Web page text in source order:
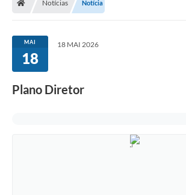
Notícias Notícia
MAI
18
18 MAI 2026
Plano Diretor